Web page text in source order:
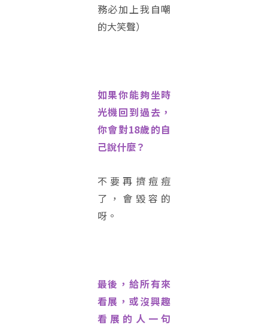
務必加上我自嘲
的大笑聲）
如果你能夠坐時
光機回到過去，
你會對18歲的自
己說什麼？
不要再擠痘痘
了，會毀容的
呀。
最後，給所有來
看展，或沒興趣
看展的人一句